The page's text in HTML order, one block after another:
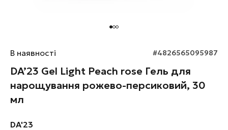
В наявності #4826565095987
DA’23 Gel Light Peach rose Гель для
нарощування рожево-персиковий, 30
мл
DA'23